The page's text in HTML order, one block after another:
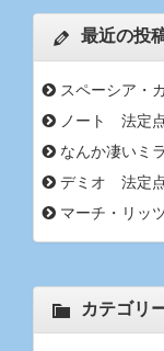
最近の投
スペーシア・
ノート 法定
なんか凄いミ
デミオ 法定
マーチ・リッ
カテゴリ